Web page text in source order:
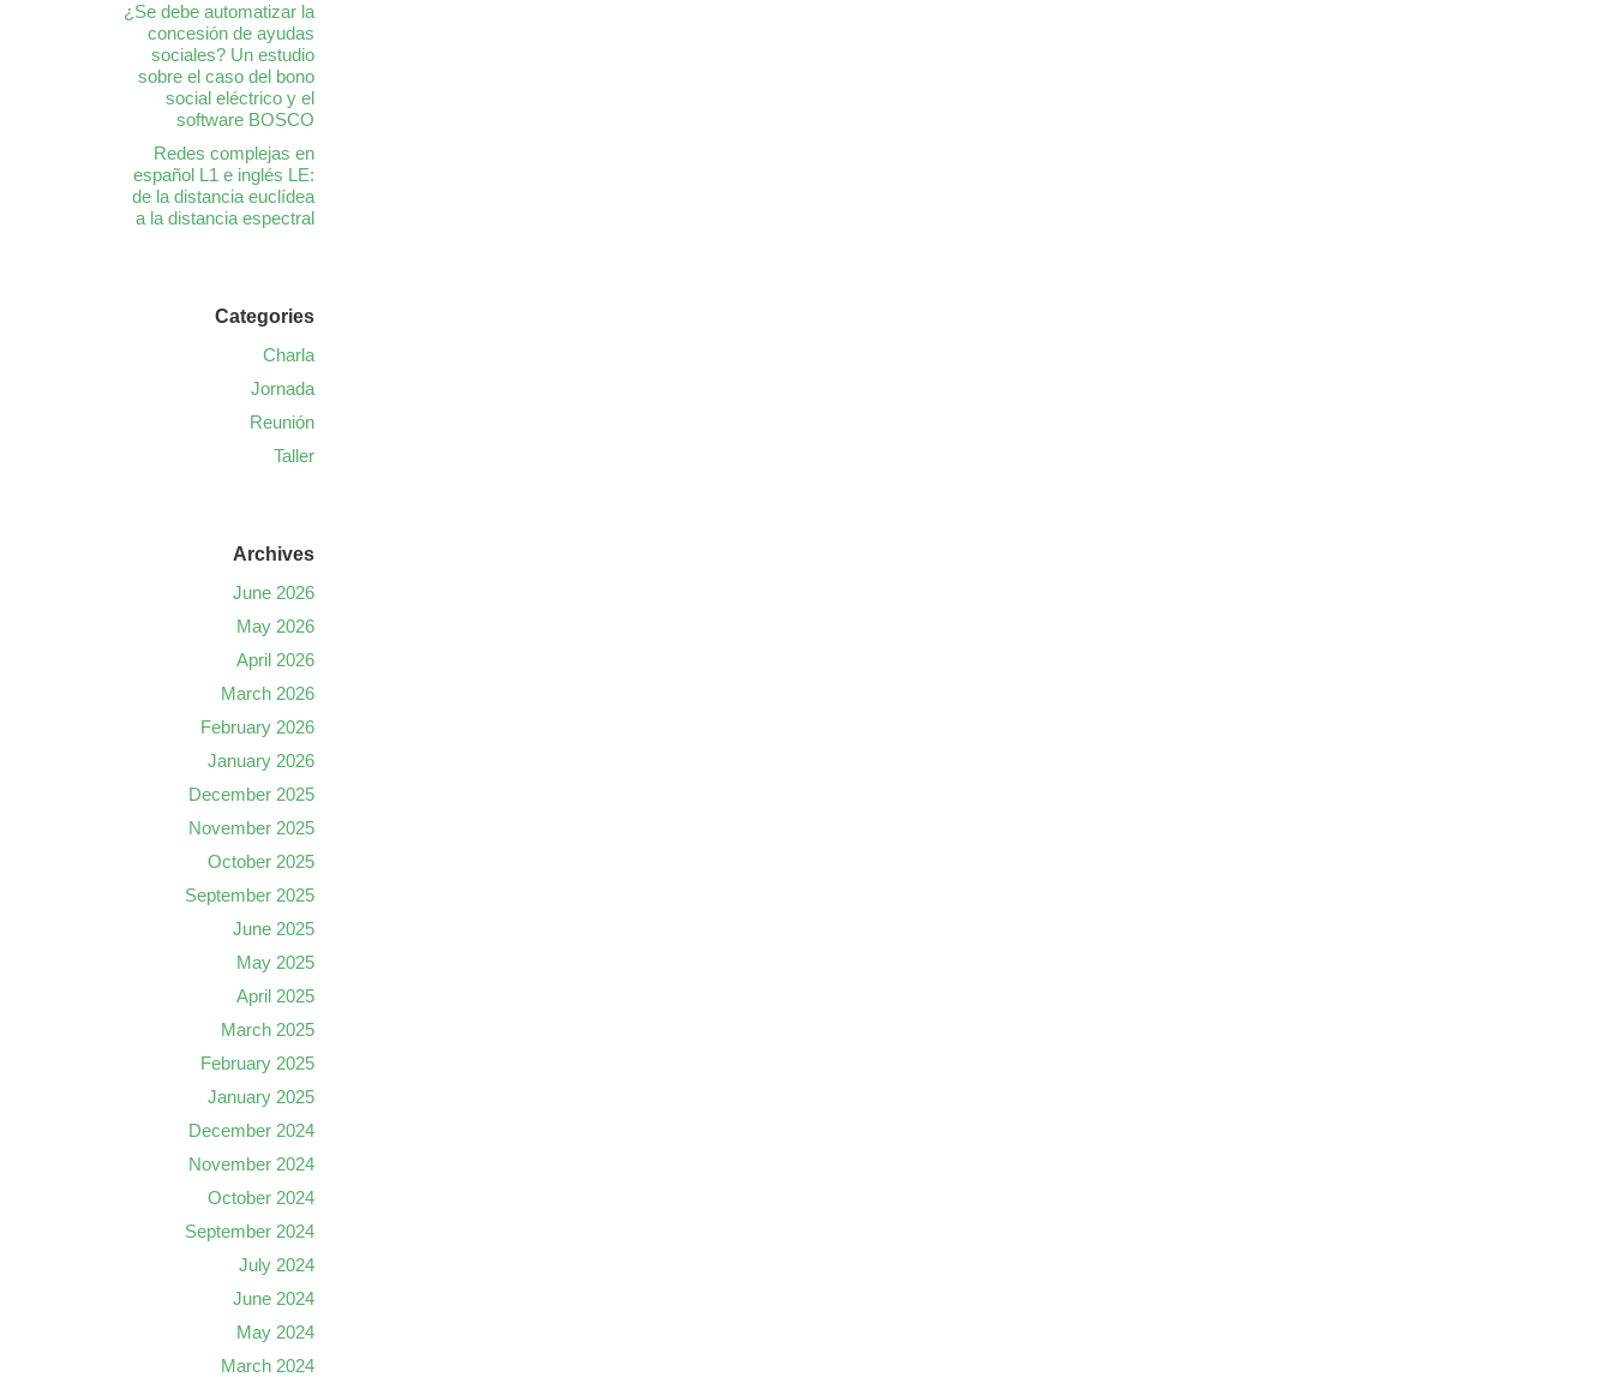
¿Se debe automatizar la
concesión de ayudas
sociales? Un estudio
sobre el caso del bono
social eléctrico y el
software BOSCO
Redes complejas en
español L1 e inglés LE:
de la distancia euclídea
a la distancia espectral
Categories
Charla
Jornada
Reunión
Taller
Archives
June 2026
May 2026
April 2026
March 2026
February 2026
January 2026
December 2025
November 2025
October 2025
September 2025
June 2025
May 2025
April 2025
March 2025
February 2025
January 2025
December 2024
November 2024
October 2024
September 2024
July 2024
June 2024
May 2024
March 2024